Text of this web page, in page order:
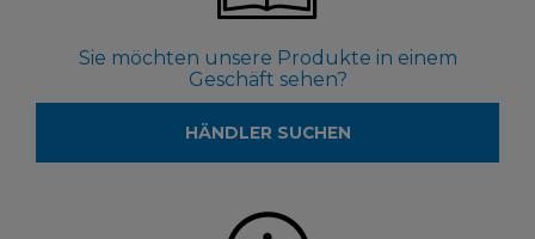
Sie möchten unsere Produkte in einem
Geschäft sehen?
HÄNDLER SUCHEN